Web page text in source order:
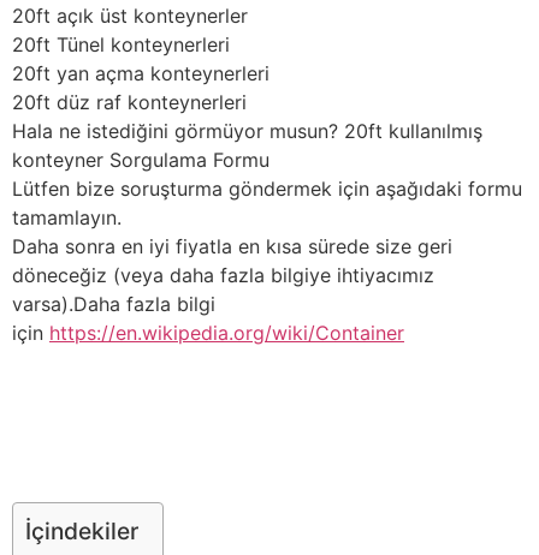
20ft açık üst konteynerler
20ft Tünel konteynerleri
20ft yan açma konteynerleri
20ft düz raf konteynerleri
Hala ne istediğini görmüyor musun? 20ft kullanılmış
konteyner Sorgulama Formu
Lütfen bize soruşturma göndermek için aşağıdaki formu
tamamlayın.
Daha sonra en iyi fiyatla en kısa sürede size geri
döneceğiz (veya daha fazla bilgiye ihtiyacımız
varsa).Daha fazla bilgi
için https://en.wikipedia.org/wiki/Container
İçindekiler